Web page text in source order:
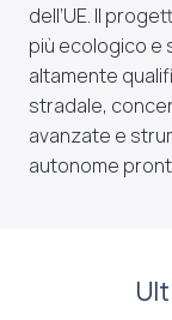
dell’UE. Il
più ecologico e
altamente
stradale,
avanzate e
autonome